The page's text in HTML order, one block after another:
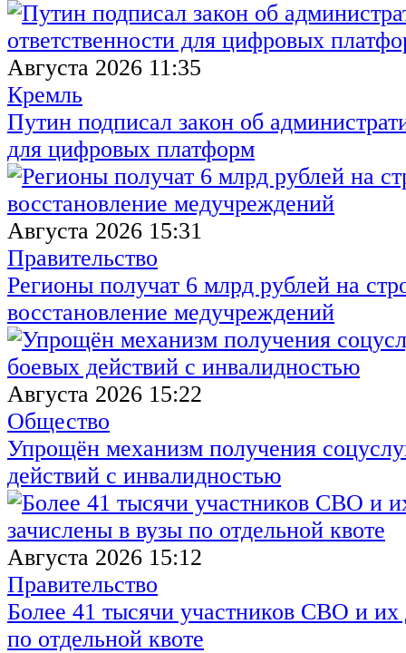
Августа 2026 11:35
Кремль
Путин подписал закон об
для цифровых платформ
Августа 2026 15:31
Правительство
Регионы получат 6 млрд рублей на
восстановление медучреждений
Августа 2026 15:22
Общество
Упрощён механизм получения
действий с инвалидностью
Августа 2026 15:12
Правительство
Более 41 тысячи участников СВО и их
по отдельной квоте